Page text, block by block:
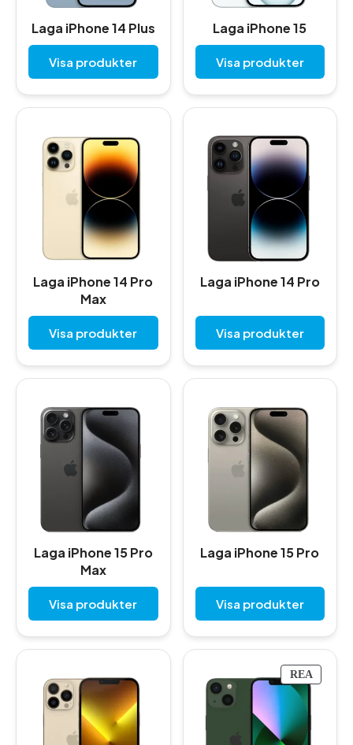
Laga iPhone 14 Plus
Visa produkter
Laga iPhone 15
Visa produkter
Laga iPhone 14 Pro
Max
Visa produkter
Laga iPhone 14 Pro
Visa produkter
Laga iPhone 15 Pro
Max
Visa produkter
Laga iPhone 15 Pro
Visa produkter
REAP
R